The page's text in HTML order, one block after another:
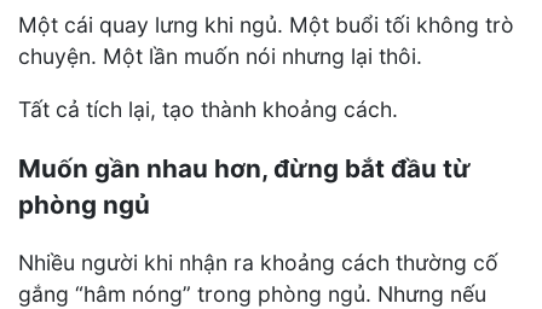
Một cái quay lưng khi ngủ. Một buổi tối không trò
chuyện. Một lần muốn nói nhưng lại thôi.
Tất cả tích lại, tạo thành khoảng cách.
Muốn gần nhau hơn, đừng bắt đầu từ
phòng ngủ
Nhiều người khi nhận ra khoảng cách thường cố
gắng “hâm nóng” trong phòng ngủ. Nhưng nếu